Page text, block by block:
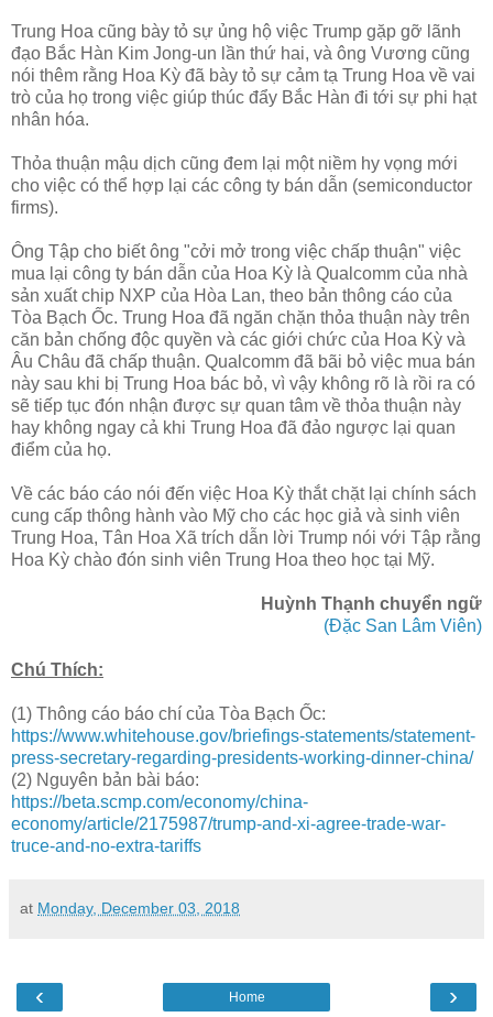
Trung Hoa cũng bày tỏ sự ủng hộ việc Trump gặp gỡ lãnh
đạo Bắc Hàn Kim Jong-un lần thứ hai, và ông Vương cũng
nói thêm rằng Hoa Kỳ đã bày tỏ sự cảm tạ Trung Hoa về vai
trò của họ trong việc giúp thúc đẩy Bắc Hàn đi tới sự phi hạt
nhân hóa.
Thỏa thuận mậu dịch cũng đem lại một niềm hy vọng mới
cho việc có thể hợp lại các công ty bán dẫn (semiconductor
firms).
Ông Tập cho biết ông "cởi mở trong việc chấp thuận" việc
mua lại công ty bán dẫn của Hoa Kỳ là Qualcomm của nhà
sản xuất chip NXP của Hòa Lan, theo bản thông cáo của
Tòa Bạch Ốc. Trung Hoa đã ngăn chặn thỏa thuận này trên
căn bản chống độc quyền và các giới chức của Hoa Kỳ và
Âu Châu đã chấp thuận. Qualcomm đã bãi bỏ việc mua bán
này sau khi bị Trung Hoa bác bỏ, vì vậy không rõ là rồi ra có
sẽ tiếp tục đón nhận được sự quan tâm về thỏa thuận này
hay không ngay cả khi Trung Hoa đã đảo ngược lại quan
điểm của họ.
Về các báo cáo nói đến việc Hoa Kỳ thắt chặt lại chính sách
cung cấp thông hành vào Mỹ cho các học giả và sinh viên
Trung Hoa, Tân Hoa Xã trích dẫn lời Trump nói với Tập rằng
Hoa Kỳ chào đón sinh viên Trung Hoa theo học tại Mỹ.
Huỳnh Thạnh chuyển ngữ
(Đặc San Lâm Viên)
Chú Thích:
(1) Thông cáo báo chí của Tòa Bạch Ốc:
https://www.whitehouse.gov/briefings-statements/statement-
press-secretary-regarding-presidents-working-dinner-china/
(2) Nguyên bản bài báo:
https://beta.scmp.com/economy/china-
economy/article/2175987/trump-and-xi-agree-trade-war-
truce-and-no-extra-tariffs
at Monday, December 03, 2018
‹ ›
Home